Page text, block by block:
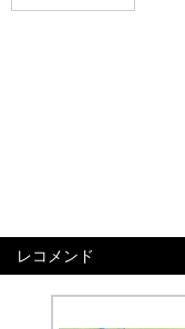
レコメンド